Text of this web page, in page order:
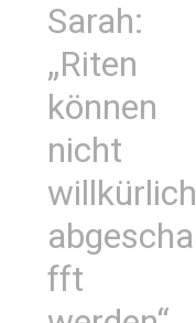
Sarah:
„Riten
können
nicht
willkürlich
abgescha
fft